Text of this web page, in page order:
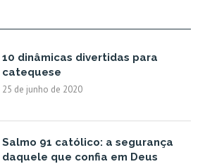
10 dinâmicas divertidas para
catequese
25 de junho de 2020
Salmo 91 católico: a segurança
daquele que confia em Deus